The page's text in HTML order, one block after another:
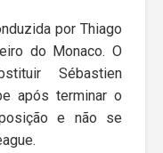
por Thiago
do Monaco. O
Sébastien
após terminar o
e não se